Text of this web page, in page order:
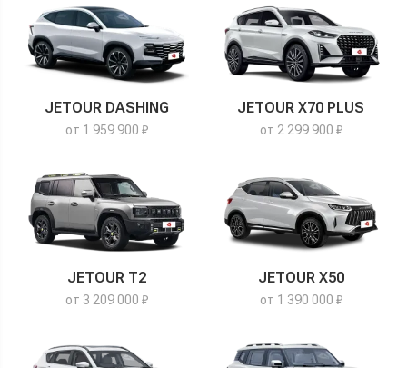
JETOUR DASHING
от 1 959 900 ₽
JETOUR X70 PLUS
от 2 299 900 ₽
JETOUR T2
от 3 209 000 ₽
JETOUR X50
от 1 390 000 ₽